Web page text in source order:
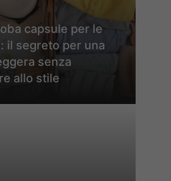
capsule per le
il segreto per una
senza
allo stile